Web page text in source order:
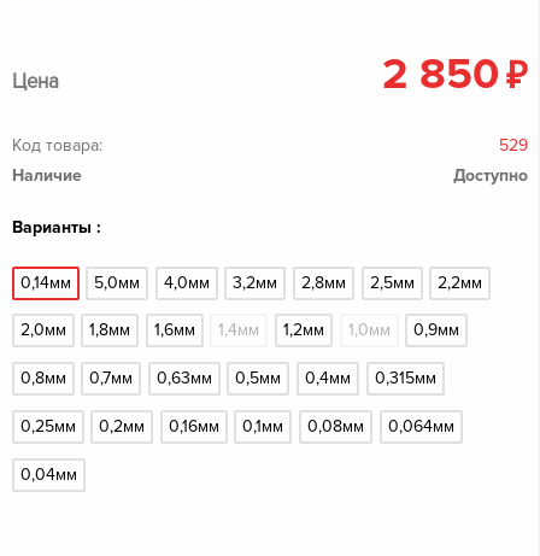
Цена 2 850 ₽
Код товара:
529
Наличие
Доступно
Варианты :
0,14мм 5,0мм 4,0мм 3,2мм 2,8мм 2,5мм 2,2мм
2,0мм 1,8мм 1,6мм 1,4мм 1,2мм 1,0мм 0,9мм
0,8мм 0,7мм 0,63мм 0,5мм 0,4мм 0,315мм
0,25мм 0,2мм 0,16мм 0,1мм 0,08мм 0,064мм
0,04мм